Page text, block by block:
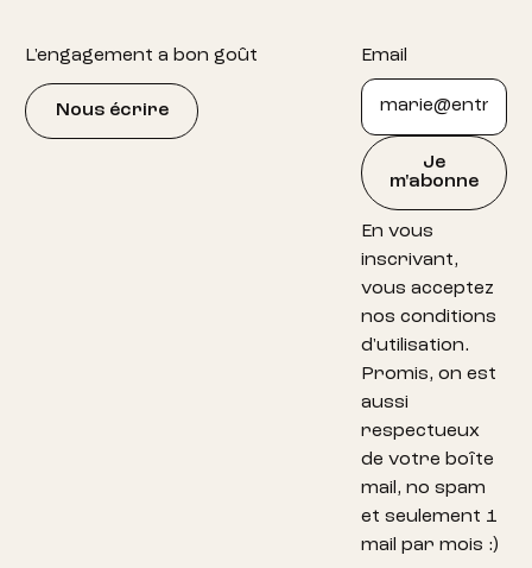
L'engagement a bon goût
Nous écrire
Email
Je
m'abonne
En vous
inscrivant,
vous acceptez
nos conditions
d'utilisation.
Promis, on est
aussi
respectueux
de votre boîte
mail, no spam
et seulement 1
mail par mois :)